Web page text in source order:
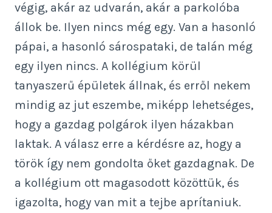
végig, akár az udvarán, akár a parkolóba
állok be. Ilyen nincs még egy. Van a hasonló
pápai, a hasonló sárospataki, de talán még
egy ilyen nincs. A kollégium körül
tanyaszerű épületek állnak, és erről nekem
mindig az jut eszembe, miképp lehetséges,
hogy a gazdag polgárok ilyen házakban
laktak. A válasz erre a kérdésre az, hogy a
török így nem gondolta őket gazdagnak. De
a kollégium ott magasodott közöttük, és
igazolta, hogy van mit a tejbe aprítaniuk.